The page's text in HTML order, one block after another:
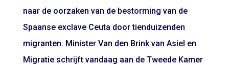
naar de oorzaken van de bestorming van de
Spaanse exclave Ceuta door tienduizenden
migranten. Minister Van den Brink van Asiel en
Migratie schrijft vandaag aan de Tweede Kamer